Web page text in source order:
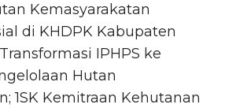
Kemasyarakatan
di KHDPK Kabupaten
IPHPS ke
Hutan
1SK Kemitraan Kehutanan